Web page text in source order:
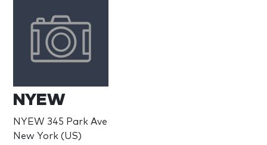
NYEW
NYEW 345 Park Ave
New York (US)